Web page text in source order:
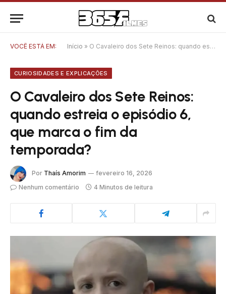
VOCÊ ESTÁ EM: Início » O Cavaleiro dos Sete Reinos: quando estreia o episódio 6, que marca o fim da temporada?
CURIOSIDADES E EXPLICAÇÕES
O Cavaleiro dos Sete Reinos:
quando estreia o episódio 6,
que marca o fim da
temporada?
Por Thaís Amorim
fevereiro 16, 2026
Nenhum comentário
4 Minutos de leitura